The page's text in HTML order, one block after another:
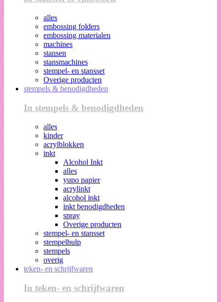
alles
embossing folders
embossing materialen
machines
stansen
stansmachines
stempel- en stansset
Overige producten
stempels & benodigdheden
In stempels & benodigdheden
alles
kinder
acrylblokken
inkt
Alcohol Inkt
alles
yupo papier
acrylinkt
alcohol inkt
inkt benodigdheden
spray
Overige producten
stempel- en stansset
stempelhulp
stempels
overig
teken- en schrijfwaren
In teken- en schrijfwaren